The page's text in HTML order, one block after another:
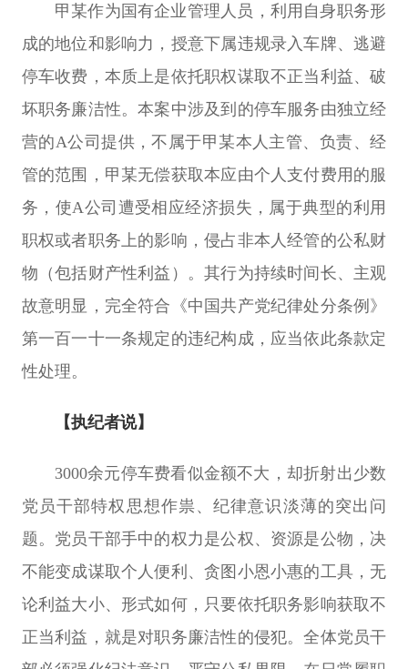
甲某作为国有企业管理人员，利用自身职务形
成的地位和影响力，授意下属违规录入车牌、逃避
停车收费，本质上是依托职权谋取不正当利益、破
坏职务廉洁性。本案中涉及到的停车服务由独立经
营的A公司提供，不属于甲某本人主管、负责、经
管的范围，甲某无偿获取本应由个人支付费用的服
务，使A公司遭受相应经济损失，属于典型的利用
职权或者职务上的影响，侵占非本人经管的公私财
物（包括财产性利益）。其行为持续时间长、主观
故意明显，完全符合《中国共产党纪律处分条例》
第一百一十一条规定的违纪构成，应当依此条款定
性处理。
【执纪者说】
3000余元停车费看似金额不大，却折射出少数
党员干部特权思想作祟、纪律意识淡薄的突出问
题。党员干部手中的权力是公权、资源是公物，决
不能变成谋取个人便利、贪图小恩小惠的工具，无
论利益大小、形式如何，只要依托职务影响获取不
正当利益，就是对职务廉洁性的侵犯。全体党员干